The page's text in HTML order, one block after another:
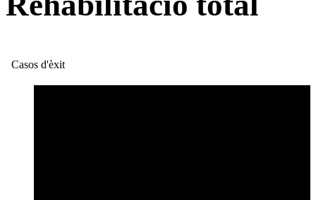
Casos d'èxit